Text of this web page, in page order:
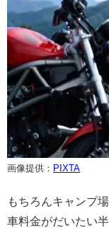
画像提供： PIXTA
もちろんキャンプ
車料金がだいたい